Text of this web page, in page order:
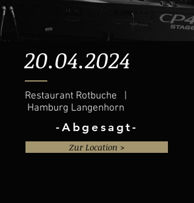
20.04.2024
Restaurant Rotbuche |
Hamburg Langenhorn
-Abgesagt-
Zur Location >